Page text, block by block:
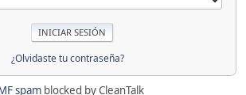
¿Olvidaste tu contraseña?
spamblocked by CleanTalk